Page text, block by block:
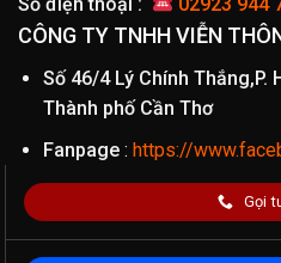
CÔNG TY TNHH VIỄN
Số 46/4 Lý Chính Thắng,P.
Thành phố Cần Thơ
Fanpage: https://
Gọi